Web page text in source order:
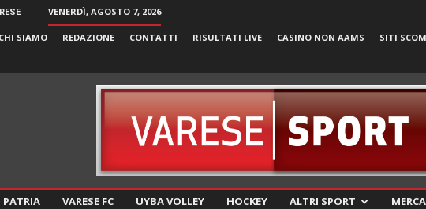
VENERDÌ, AGOSTO 7, 2026
CHI SIAMO REDAZIONE CONTATTI RISULTATI LIVE CASINO NON AAMS SITI
PATRIA VARESE FC UYBA VOLLEY HOCKEY ALTRI SPORT